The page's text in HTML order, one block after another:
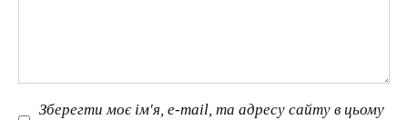
Зберегти моє ім'я, e-mail, та адресу сайту в цьому